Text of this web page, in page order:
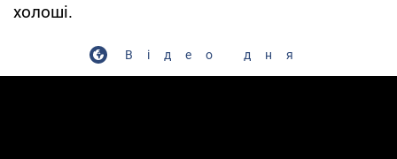
холоші.
Відео дня